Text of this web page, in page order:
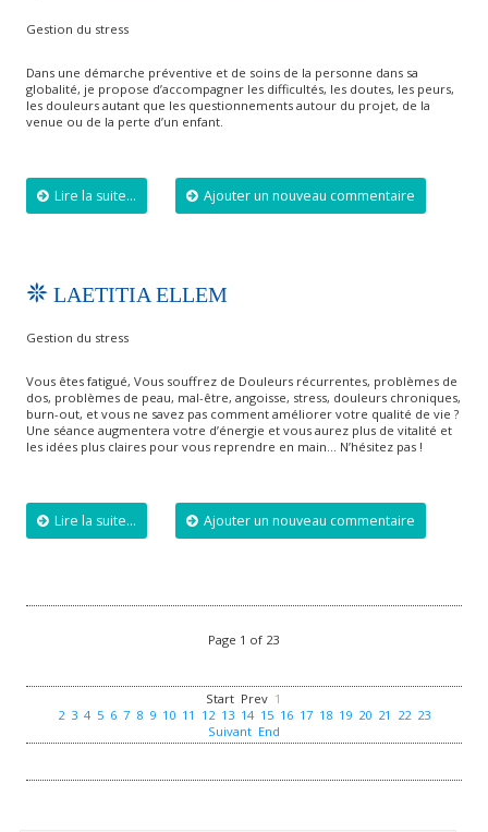
Gestion du stress
Dans une démarche préventive et de soins de la personne dans sa
globalité, je propose d’accompagner les difficultés, les doutes, les peurs,
les douleurs autant que les questionnements autour du projet, de la
venue ou de la perte d’un enfant.
Lire la suite... Ajouter un nouveau commentaire
LAETITIA ELLEM
Gestion du stress
Vous êtes fatigué, Vous souffrez de Douleurs récurrentes, problèmes de
dos, problèmes de peau, mal-être, angoisse, stress, douleurs chroniques,
burn-out, et vous ne savez pas comment améliorer votre qualité de vie ?
​Une séance augmentera votre d’énergie et vous aurez plus de vitalité et
les idées plus claires pour vous reprendre en main… N’hésitez pas !
Lire la suite... Ajouter un nouveau commentaire
Page 1 of 23
Start Prev 1
2 3 4 5 6 7 8 9 10 11 12 13 14 15 16 17 18 19 20 21 22 23
Suivant End